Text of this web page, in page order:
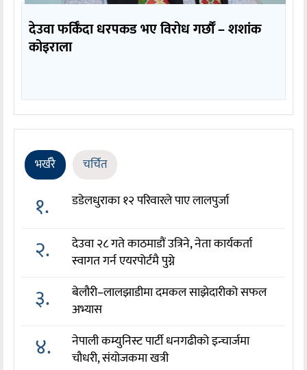
देउवा फर्किँदा धरपकड भए विरोध गर्छौँं – शशांक
कोइराला
भर्खरै चर्चित
१. डडेलधुराका १२ परिवारले पाए लालपुर्जा
२.
देउवा २८ गते काठमाडौं उत्रिने, नेता कार्यकर्ता
स्वागत गर्न एयरपोर्टमै पुग्ने
३.
बेलौरी–लालझाडीमा दमकल साझेदारीको सफल
अभ्यास
४.
नेपाली कम्युनिस्ट पार्टी धनगढीको इन्चार्जमा
चौधरी, संयोजकमा खत्री